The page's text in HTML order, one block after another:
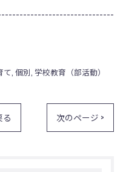
て 個別 学校教育（部活動）
る 次のページ >